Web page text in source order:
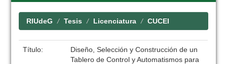
RIUdeG Tesis Licenciatura CUCEI
Título:
Diseño, Selección y Construcción de un
Tablero de Control y Automatismos para